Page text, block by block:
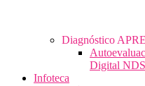
Diagnóstico
Digital
Infoteca